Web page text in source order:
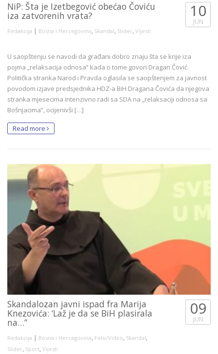
NiP: Šta je Izetbegović obećao Čoviću
iza zatvorenih vrata?
Redakcija | Bosna i Hercegovina, Skandal, Slider, Vijesti
10
JUN
U saopštenju se navodi da građani dobro znaju šta se krije iza
pojma „relaksacija odnosa” kada o tome govori Dragan Čović.
Politička stranka Narod i Pravda oglasila se saopštenjem za javnost
povodom izjave predsjednika HDZ-a BiH Dragana Čovića da njegova
stranka mjesecima intenzivno radi sa SDA na „relaksaciji odnosa sa
Bošnjacima”, ocijenivši […]
Read more
Skandalozan javni ispad fra Marija
Knezovića: ‘Laž je da se BiH plasirala
na…”
Redakcija | Bosna i Hercegovina, Foto/Video, Skandal,
Slider, Sport, Vijesti
09
JUN